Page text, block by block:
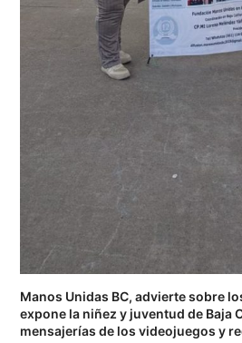
Manos Unidas BC, advierte sobre
expone la niñez y juventud de Baja
mensajerías de los videojuegos y